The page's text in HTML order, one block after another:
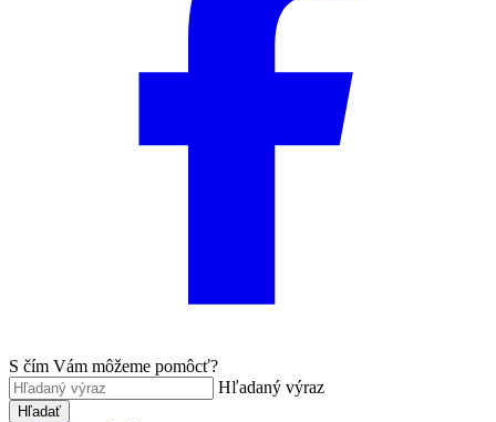
S čím Vám môžeme pomôcť?
Hľadaný výraz
Hľadať